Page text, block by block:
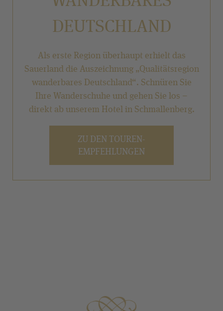
DEUTSCHLAND
Als erste Region überhaupt erhielt das
Sauerland die Auszeichnung „Qualitätsregion
wanderbares Deutschland“. Schnüren Sie
Ihre Wanderschuhe und gehen Sie los –
direkt ab unserem Hotel in Schmallenberg.
ZU DEN TOUREN-
EMPFEHLUNGEN